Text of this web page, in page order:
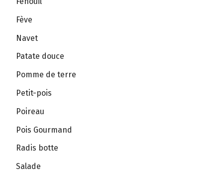
Fève
Navet
Patate douce
Pomme de terre
Petit-pois
Poireau
Pois Gourmand
Radis botte
Salade